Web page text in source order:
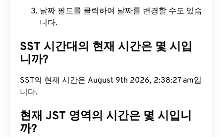
날짜 필드를 클릭하여 날짜를 변경할 수도 있습
니다.
SST 시간대의 현재 시간은 몇 시입
니까?
SST의 현재 시간은 August 9th 2026, 2:38:28 am
입니다.
현재 JST 영역의 시간은 몇 시입니
까?